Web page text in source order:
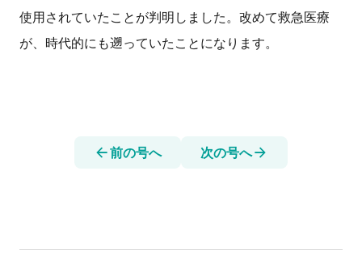
使用されていたことが判明しました。改めて救急医療
が、時代的にも遡っていたことになります。
前の号へ 次の号へ